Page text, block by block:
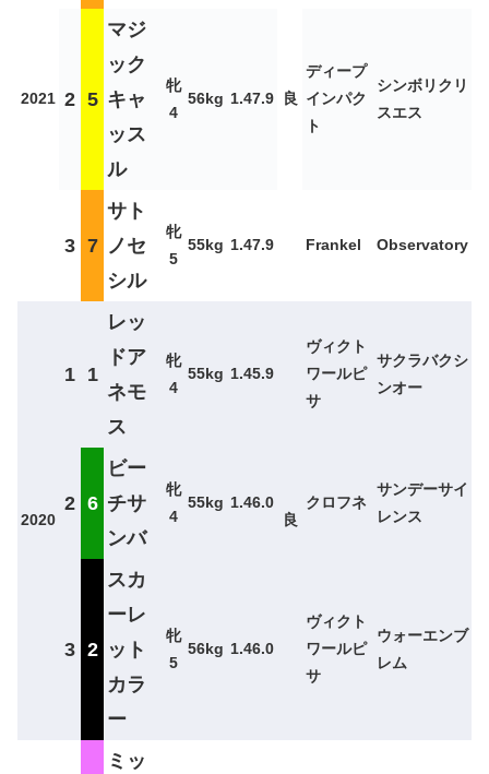
2021 良
2 5
マジ
ック
キャ
ッス
ル
牝
4
56kg 1.47.9
ディープ
インパク
ト
シンボリクリ
スエス
3 7
サト
ノセ
シル
牝
5
55kg 1.47.9 Frankel Observatory
2020
1 1
レッ
ドア
ネモ
ス
牝
4
55kg 1.45.9
良
ヴィクト
ワールピ
サ
サクラバクシ
ンオー
2 6
ビー
チサ
ンバ
牝
4
55kg 1.46.0 クロフネ
サンデーサイ
レンス
3 2
スカ
ーレ
ット
カラ
ー
牝
5
56kg 1.46.0
ヴィクト
ワールピ
サ
ウォーエンブ
レム
ミッ